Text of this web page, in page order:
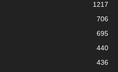
1217
706
695
440
436